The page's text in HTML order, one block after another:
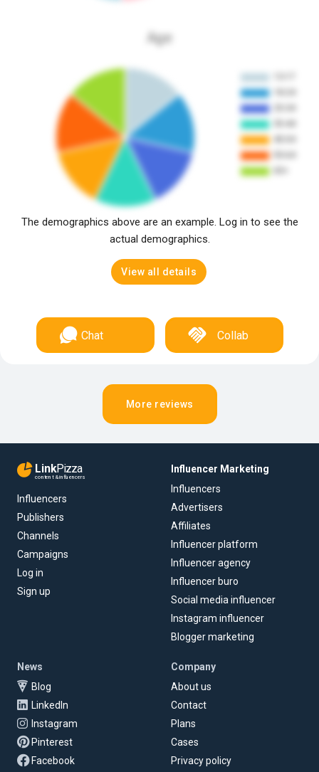
Age
The demographics above are an example. Log in to see the
actual demographics.
View all details
Chat Collab
More reviews
LinkPizza
content & influencers
Influencers
Publishers
Channels
Campaigns
Log in
Sign up
Influencer Marketing
Influencers
Advertisers
Affiliates
Influencer platform
Influencer agency
Influencer buro
Social media influencer
Instagram influencer
Blogger marketing
News
Blog
LinkedIn
Instagram
Pinterest
Facebook
Company
About us
Contact
Plans
Cases
Privacy policy